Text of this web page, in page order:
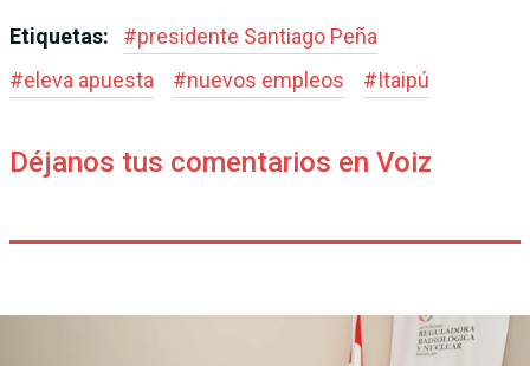
Etiquetas: #presidente Santiago Peña
#eleva apuesta #nuevos empleos #Itaipú
Déjanos tus comentarios en Voiz